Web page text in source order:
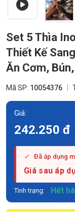
Set 5 Thìa
Thiết Kế
Ăn Cơm,
Mã SP: 10054376
Giá:
242.250 đ
✓ Đã áp dụng
Giá sau áp
Tình trạng: Hết